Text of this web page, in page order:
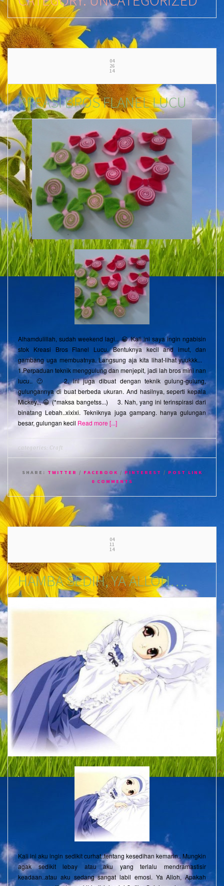
04
26
14
KREASI BROS FLANEL LUCU
Alhamdulillah, sudah weekend lagi... 😀 Kali ini saya ingin ngabisin
stok Kreasi Bros Flanel Lucu. Bentuknya kecil and imut, dan
gambang uga membuatnya. Langsung aja kita lihat-lihat yuukkk...
1.Perpaduan teknik menggulung dan menjepit, jadi lah bros mini nan
lucu.. 🙂 2. ini juga dibuat dengan teknik gulung-gulung,
gulungannya di buat berbeda ukuran. And hasilnya, seperti kepala
Mickey,,, 😀 (*maksa bangetss...) 3. Nah, yang ini terinspirasi dari
binatang Lebah..xixixi. Tekniknya juga gampang. hanya gulungan
besar, gulungan kecil Read more [...]
categories: Craft
SHARE: TWITTER / FACEBOOK / PINTEREST / POST LINK
0 COMMENTS
04
11
14
HAMBA SEDIH, YA ALLOH….
Kali ini aku ingin sedikit curhat..tentang kesedihan kemarin.. Mungkin
agak sedikit lebay atau aku yang terlalu mendramastisir
keadaan..atau aku sedang sangat labil emosi. Ya Alloh, Apakah